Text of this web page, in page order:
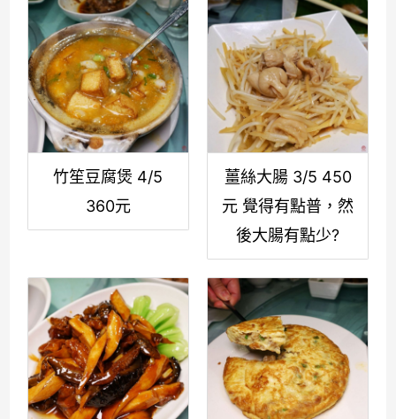
竹笙豆腐煲 4/5
360元
薑絲大腸 3/5 450
元 覺得有點普，然
後大腸有點少?